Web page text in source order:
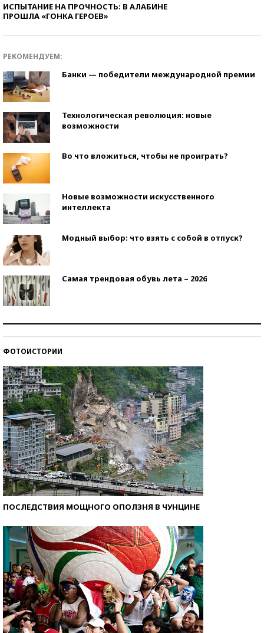
ИСПЫТАНИЕ НА ПРОЧНОСТЬ: В АЛАБИНЕ
ПРОШЛА «ГОНКА ГЕРОЕВ»
РЕКОМЕНДУЕМ:
Банки — победители международной премии
Технологическая революция: новые
возможности
Во что вложиться, чтобы не проиграть?
Новые возможности искусственного
интеллекта
Модный выбор: что взять с собой в отпуск?
Самая трендовая обувь лета – 2026
ФОТОИСТОРИИ
ПОСЛЕДСТВИЯ МОЩНОГО ОПОЛЗНЯ В ЧУНЦИНЕ